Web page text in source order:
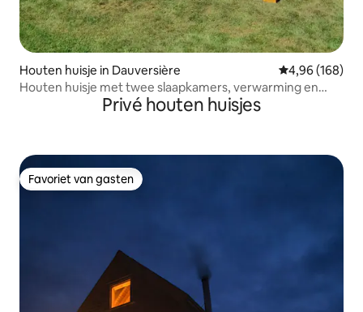
Houten huisje in Dauversière Gemiddelde
4,96 (168)
Houten huisje met twee slaapkamers, verwarming en
airconditioning in het noorden van NB
Privé houten huisjes
Favoriet van gasten
Favoriet van gasten